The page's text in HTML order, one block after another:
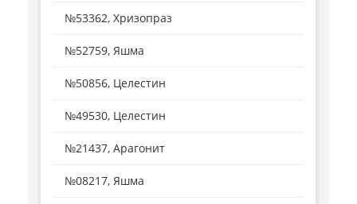
№53362, Хризопраз
№52759, Яшма
№50856, Целестин
№49530, Целестин
№21437, Арагонит
№08217, Яшма